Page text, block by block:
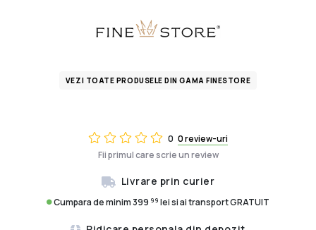
0 0 review-uri
Fii primul care scrie un review
Livrare prin curier
Cumpara de minim 399 99 lei si ai transport GRATUIT
VEZI TOATE PRODUSELE DIN GAMA FINESTORE